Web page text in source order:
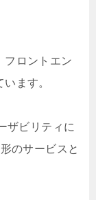
フロントエン
ます。
ザビリティに
のサービスと